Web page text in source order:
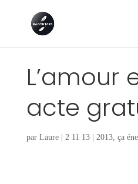
L’amour
acte
par Laure| 2 11 13| 2013, ça